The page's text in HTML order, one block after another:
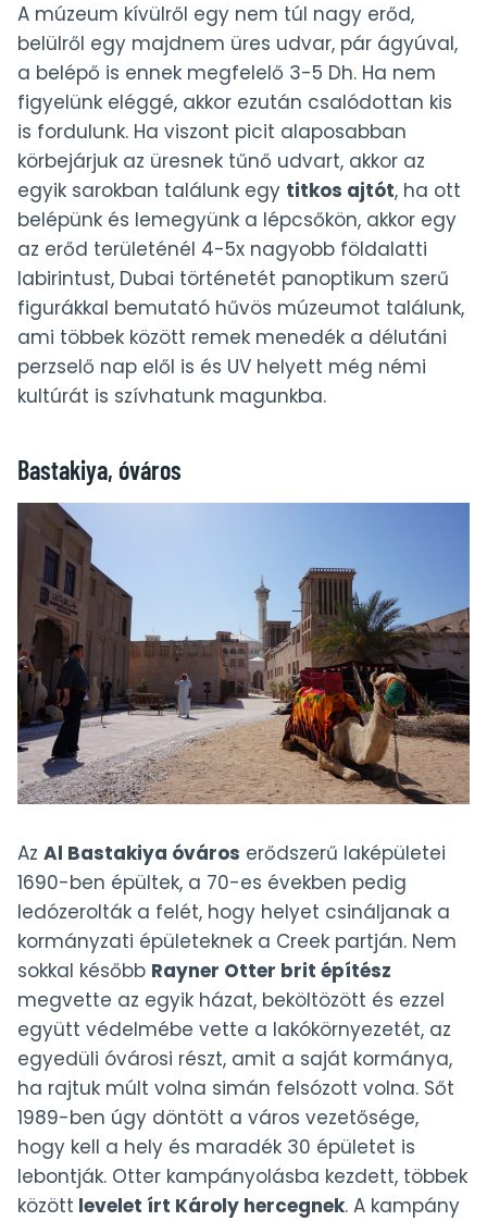
A múzeum kívülről egy nem túl nagy erőd,
belülről egy majdnem üres udvar, pár ágyúval,
a belépő is ennek megfelelő 3-5 Dh. Ha nem
figyelünk eléggé, akkor ezután csalódottan kis
is fordulunk. Ha viszont picit alaposabban
körbejárjuk az üresnek tűnő udvart, akkor az
egyik sarokban találunk egy titkos ajtót, ha ott
belépünk és lemegyünk a lépcsőkön, akkor egy
az erőd területénél 4-5x nagyobb földalatti
labirintust, Dubai történetét panoptikum szerű
figurákkal bemutató hűvös múzeumot találunk,
ami többek között remek menedék a délutáni
perzselő nap elől is és UV helyett még némi
kultúrát is szívhatunk magunkba.
Bastakiya, óváros
Az Al Bastakiya óváros erődszerű laképületei
1690-ben épültek, a 70-es években pedig
ledózerolták a felét, hogy helyet csináljanak a
kormányzati épületeknek a Creek partján. Nem
sokkal később Rayner Otter brit építész
megvette az egyik házat, beköltözött és ezzel
együtt védelmébe vette a lakókörnyezetét, az
egyedüli óvárosi részt, amit a saját kormánya,
ha rajtuk múlt volna simán felsózott volna. Sőt
1989-ben úgy döntött a város vezetősége,
hogy kell a hely és maradék 30 épületet is
lebontják. Otter kampányolásba kezdett, többek
között levelet írt Károly hercegnek. A kampány